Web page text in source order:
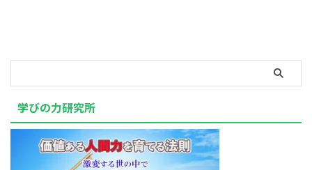
学びの力研究所